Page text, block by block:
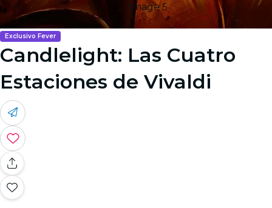
Image 5
Exclusivo Fever
Candlelight: Las Cuatro
Estaciones de Vivaldi